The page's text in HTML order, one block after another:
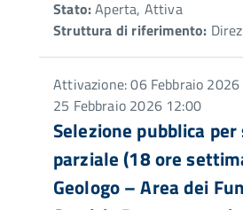
Stato:Aperta, Attiva
Struttura di riferimento:
Attivazione: 06 Febbraio
25 Febbraio 2026 12:00
Selezione pubblica
parziale (18 ore
Geologo – Area dei